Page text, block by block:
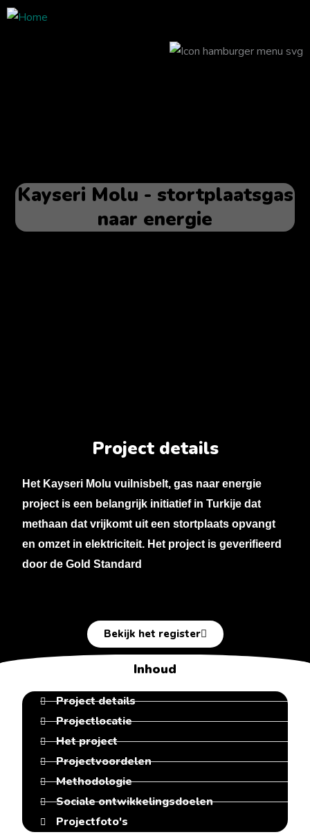
Kayseri Molu - stortplaatsgas
naar energie
Project details
Het Kayseri Molu vuilnisbelt, gas naar energie
project is een belangrijk initiatief in Turkije dat
methaan dat vrijkomt uit een stortplaats opvangt
en omzet in elektriciteit. Het project is geverifieerd
door de Gold Standard
Bekijk het register
Inhoud
Project details
Projectlocatie
Het project
Projectvoordelen
Methodologie
Sociale ontwikkelingsdoelen
Projectfoto's